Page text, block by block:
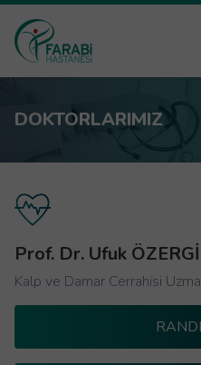
DOKTORLARIMIZ
Prof. Dr. Ufuk
Kalp ve Damar Cerrahisi